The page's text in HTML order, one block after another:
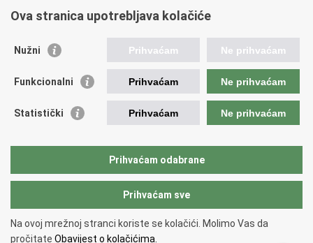
Vlada RH
Ured predsjednika
Ministarstvo demografije i useljeništva
HRT - Glas Hrvatske
Copyright © 2026 Središnji državni ured za Hrvate izvan Republike
Hrvatske
Ova stranica upotrebljava kolačiće
Nužni Prihvaćam Ne prihvaćam
Funkcionalni Prihvaćam Ne prihvaćam
Statistički Prihvaćam Ne prihvaćam
Prihvaćam odabrane
Prihvaćam sve
Na ovoj mrežnoj stranci koriste se kolačići. Molimo Vas da
pročitate Obavijest o kolačićima.